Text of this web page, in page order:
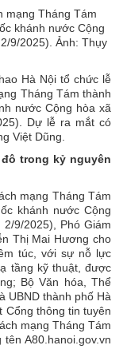
mạng Tháng Tám
khánh nước Cộng
9/2025). Ảnh: Thụy
Hà Nội tổ chức lễ
Tháng Tám thành
nước Cộng hòa xã
Dự lễ ra mắt có
Việt Dũng.
trong kỷ nguyên
mạng Tháng Tám
khánh nước Cộng
9/2025), Phó Giám
Thị Mai Hương cho
túc, với sự nỗ lực
tầng kỹ thuật, được
Bộ Văn hóa, Thể
UBND thành phố Hà
Cổng thông tin tuyên
mạng Tháng Tám
A80.hanoi.gov.vn